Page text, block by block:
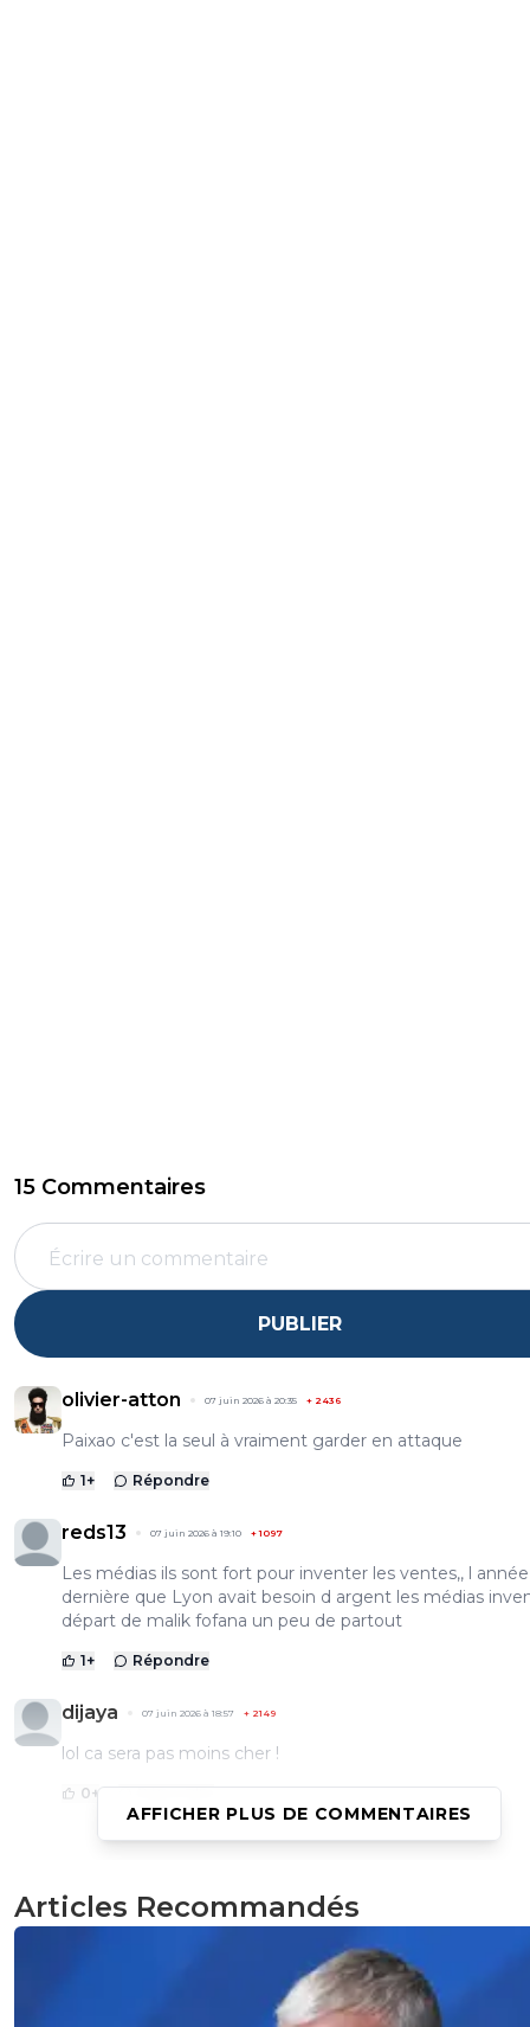
15 Commentaires
PUBLIER
olivier-atton 07 juin 2026 à 20:35 + 2436
Paixao c'est la seul à vraiment garder en attaque
1+ Répondre
reds13 07 juin 2026 à 19:10 +1097
Les médias ils sont fort pour inventer les ventes,, l année
dernière que Lyon avait besoin d argent les médias
départ de malik fofana un peu de partout
1+ Répondre
dijaya 07 juin 2026 à 18:57 + 2149
lol ca sera pas moins cher !
0+ Répondre
Paixao c'est encore plus cher il lui reste encore 4 ans de
07 juin 2026 à 18:17 +385
AFFICHER PLUS DE COMMENTAIRES
Articles Recommandés